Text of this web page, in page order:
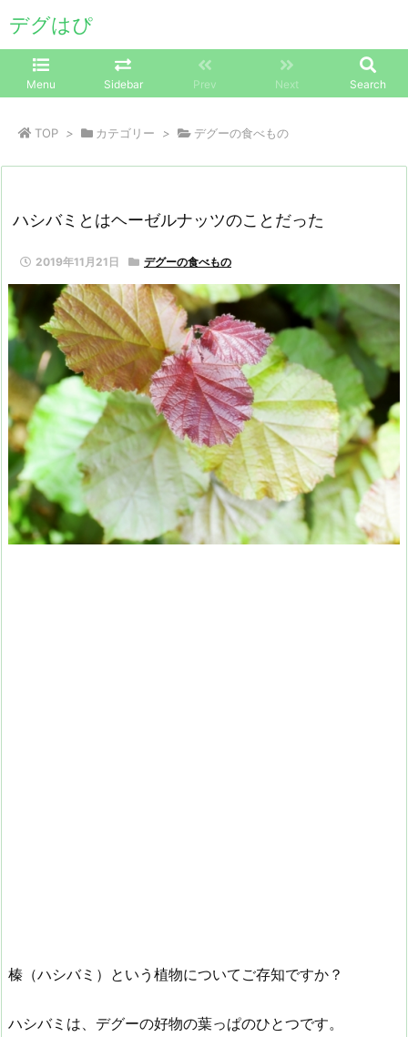
デグはぴ
Menu Sidebar Prev Next Search
TOP > カテゴリー > デグーの食べもの
ハシバミとはヘーゼルナッツのことだった
2019年11月21日 デグーの食べもの
榛（ハシバミ）という植物についてご存知ですか？
ハシバミは、デグーの好物の葉っぱのひとつです。